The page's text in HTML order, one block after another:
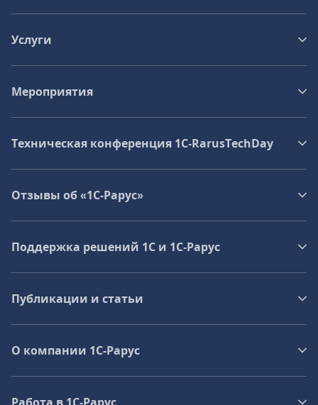
Услуги
Мероприятия
Техническая конференция 1C‑RarusTechDay
Отзывы об «1С-Рарус»
Поддержка решений 1С и 1С‑Рарус
Публикации и статьи
О компании 1C-Рарус